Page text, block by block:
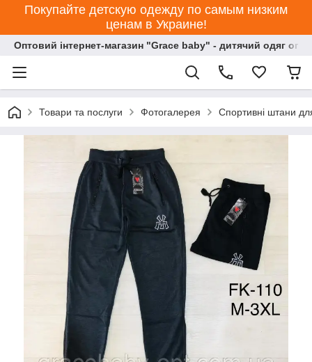
Покупайте детскую одежду по самым низким
ценам в Украине!
Оптовий інтернет-магазин "Grace baby" - дитячий одяг
Товари та послуги Фотогалерея Спортивні штани